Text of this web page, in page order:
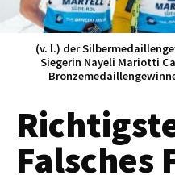
(v. l.) der
Siegerin Nayeli Mariotti
Falsches